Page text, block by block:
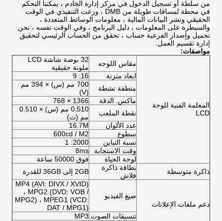
من سلطة أو تسجيل الدخول في مركز إدارة الخادم ، يمكننا التحكم
في محطة لمسافات طويلة من DMB ، وزعت التنفيذي في الوقت
الحقيقي ونشر البيانات المالية ، معلومات الوسائط المتعددة ،
والسيطرة على المعلومات ، دليل البرنامج ، وفي الوقت نفسه ، نحن
تحميل وإصدار الفرعية حساب ، تحقق من الحساب الرئيسي لتحقيق
إدارة تقسيم العمل.
مواصفات:
المعلمة الفنية للوحة
LCD
مقاس اللوحه
32 بوصة شاشة LCD
ملونة حقيقية
ابعاد متزنة
16: 9
منطقة نشطة
700 مم (س) × 394 مم
(V)
ماكس.
الدقة
1366 × 768
نقطة الملعب
0.510 مم (س) × 0.510
مم (ث)
عدد الألوان
16.7M
سطوع
600cd / M2
نسبة التباين
2000: 1
وقت الاستجابة
8ms
لوحة الحياة
فوق 50000 ساعة
ذاكرة متوسطة
بطاقة ذاكرة
فلاش
2GB إلى 36GB للقدرة
دعم ملفات الإعلانات
صيغ الفيديو
MP4 (AVI: DIVX / XVID)
، MPG2 (DVD: VOB /
MPG2) ، MPEG1 (VCD:
DAT / MPG1)
تنسيقات الصوت MP3